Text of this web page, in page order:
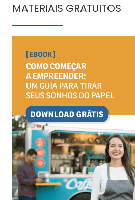
MATERIAIS GRATUITOS